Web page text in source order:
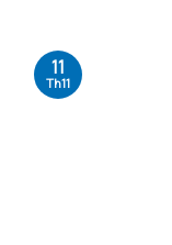
11
Th11